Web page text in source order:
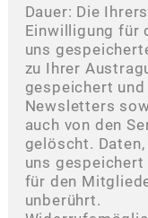
Dauer: Die
Einwilligung für
uns
zu Ihrer
gespeichert
Newsletters
auch von den
gelöscht.
uns
für den
unberührt.